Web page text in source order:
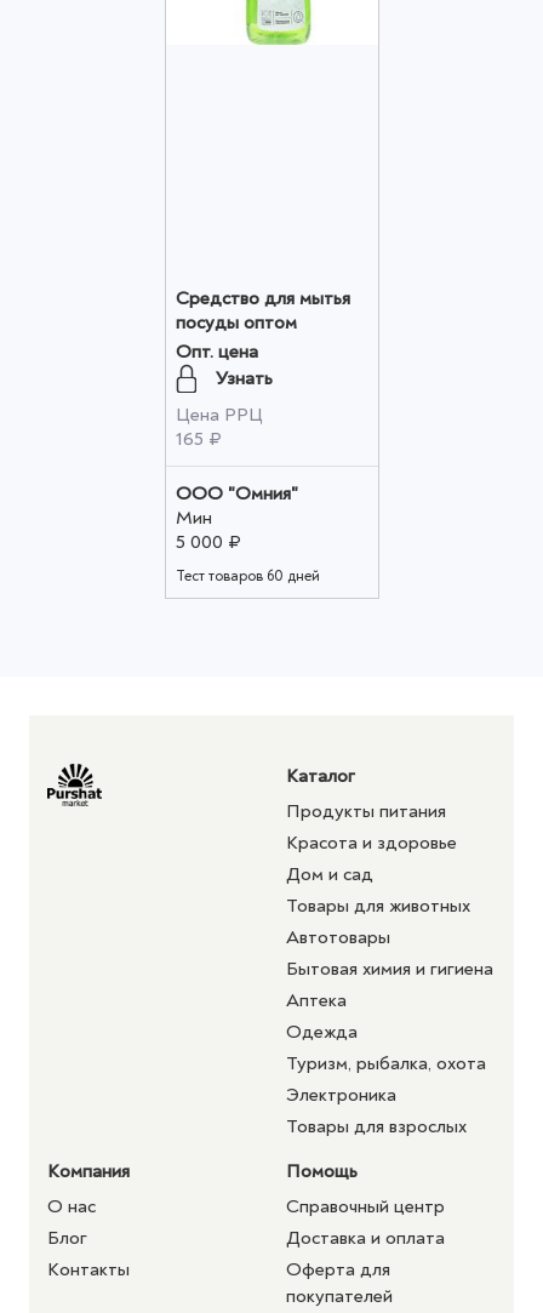
Средство для мытья
посуды оптом
Опт. цена
Узнать
Цена РРЦ
165 ₽
ООО "Омния"
Мин
5 000 ₽
Тест товаров 60 дней
Каталог
Продукты питания
Красота и здоровье
Дом и сад
Товары для животных
Автотовары
Бытовая химия и гигиена
Аптека
Одежда
Туризм, рыбалка, охота
Электроника
Товары для взрослых
Компания
О нас
Блог
Контакты
Помощь
Справочный центр
Доставка и оплата
Оферта для
покупателей